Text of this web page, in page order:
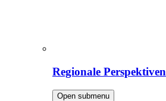
Regionale Perspektiven
Open submenu